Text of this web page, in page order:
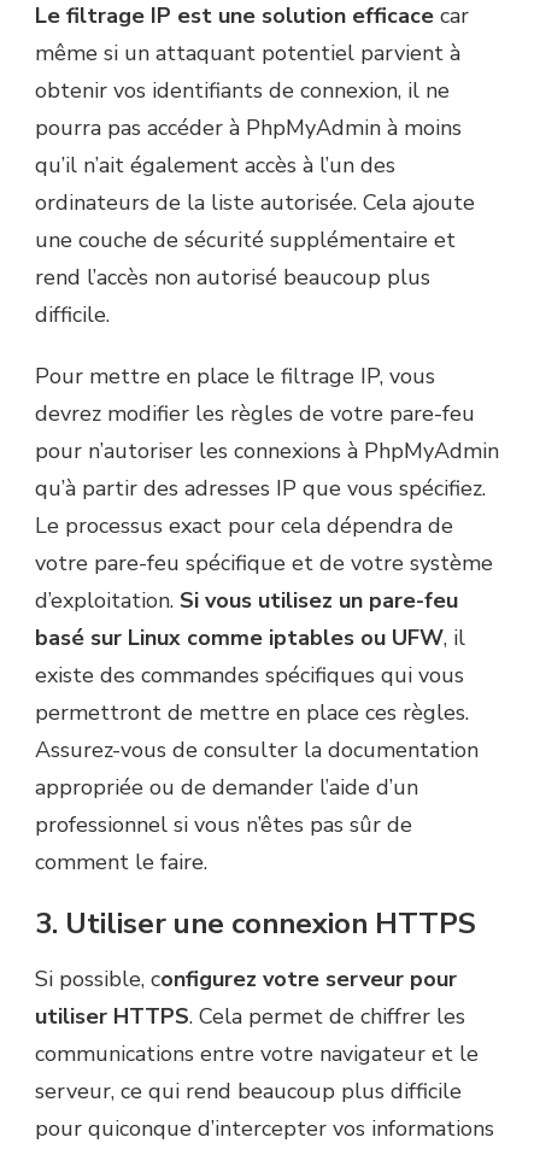
Le filtrage IP est une solution efficace car
même si un attaquant potentiel parvient à
obtenir vos identifiants de connexion, il ne
pourra pas accéder à PhpMyAdmin à moins
qu’il n’ait également accès à l’un des
ordinateurs de la liste autorisée. Cela ajoute
une couche de sécurité supplémentaire et
rend l’accès non autorisé beaucoup plus
difficile.
Pour mettre en place le filtrage IP, vous
devrez modifier les règles de votre pare-feu
pour n’autoriser les connexions à PhpMyAdmin
qu’à partir des adresses IP que vous spécifiez.
Le processus exact pour cela dépendra de
votre pare-feu spécifique et de votre système
d’exploitation. Si vous utilisez un pare-feu
basé sur Linux comme iptables ou UFW, il
existe des commandes spécifiques qui vous
permettront de mettre en place ces règles.
Assurez-vous de consulter la documentation
appropriée ou de demander l’aide d’un
professionnel si vous n’êtes pas sûr de
comment le faire.
3. Utiliser une connexion HTTPS
Si possible, configurez votre serveur pour
utiliser HTTPS. Cela permet de chiffrer les
communications entre votre navigateur et le
serveur, ce qui rend beaucoup plus difficile
pour quiconque d’intercepter vos informations